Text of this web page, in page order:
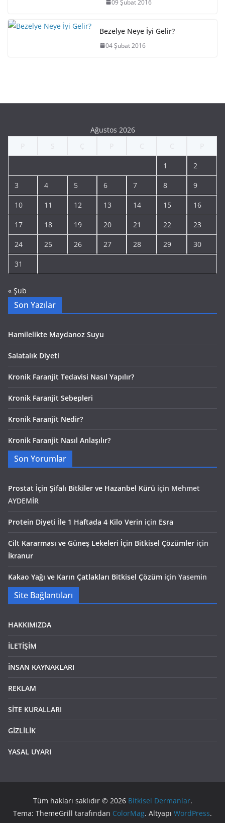
09 Şubat 2016
Bezelye Neye İyi Gelir?
04 Şubat 2016
Ağustos 2026
1 2
3 4 5 6 7 8 9
10 11 12 13 14 15 16
17 18 19 20 21 22 23
24 25 26 27 28 29 30
31
« Şub
Son Yazılar
Hamilelikte Maydanoz Suyu
Salatalık Diyeti
Kronik Faranjit Tedavisi Nasıl Yapılır?
Kronik Faranjit Sebepleri
Kronik Faranjit Nedir?
Kronik Faranjit Nasıl Anlaşılır?
Son Yorumlar
Prostat İçin Şifalı Bitkiler ve Hazanbel Kürü için Mehmet
AYDEMİR
Protein Diyeti İle 1 Haftada 4 Kilo Verin için Esra
Cilt Kararması ve Güneş Lekeleri İçin Bitkisel Çözümler için
İkranur
Kakao Yağı ve Karın Çatlakları Bitkisel Çözüm için Yasemin
Site Bağlantıları
HAKKIMIZDA
İLETİŞİM
İNSAN KAYNAKLARI
REKLAM
SİTE KURALLARI
GİZLİLİK
YASAL UYARI
Tüm hakları saklıdır © 2026 Bitkisel Dermanlar.
Tema: ThemeGrill tarafından ColorMag. Altyapı WordPress.